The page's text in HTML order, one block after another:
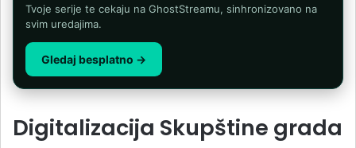
Tvoje serije te cekaju na GhostStreamu, sinhronizovano na
svim uredajima.
Gledaj besplatno →
Digitalizacija Skupštine grada